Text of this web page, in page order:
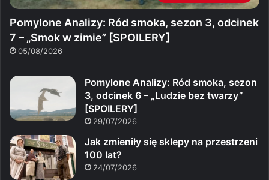
Pomylone Analizy: Ród smoka, sezon 3, odcinek
7 – „Smok w zimie” [SPOILERY]
05/08/2026
Pomylone Analizy: Ród smoka, sezon
3, odcinek 6 – „Ludzie bez twarzy”
[SPOILERY]
29/07/2026
Jak zmieniły się sklepy na przestrzeni
100 lat?
24/07/2026